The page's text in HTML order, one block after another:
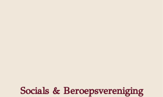
Socials & Beroepsvereniging